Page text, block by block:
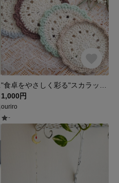
1,000円
ouriro
-